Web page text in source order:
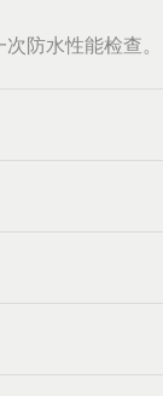
防水性能检查。